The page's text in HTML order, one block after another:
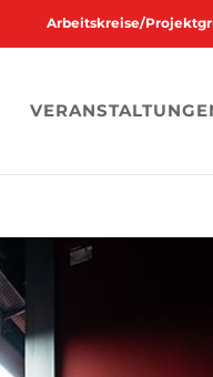
Arbeitskreise/